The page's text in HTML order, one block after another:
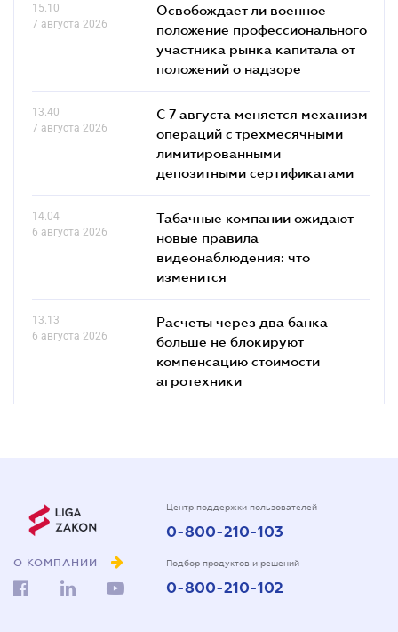
15.10
7 августа 2026
Освобождает ли военное
положение профессионального
участника рынка капитала от
положений о надзоре
13.40
7 августа 2026
С 7 августа меняется механизм
операций с трехмесячными
лимитированными
депозитными сертификатами
14.04
6 августа 2026
Табачные компании ожидают
новые правила
видеонаблюдения: что
изменится
13.13
6 августа 2026
Расчеты через два банка
больше не блокируют
компенсацию стоимости
агротехники
О КОМПАНИИ
Центр поддержки пользователей
0-800-210-103
Подбор продуктов и решений
0-800-210-102